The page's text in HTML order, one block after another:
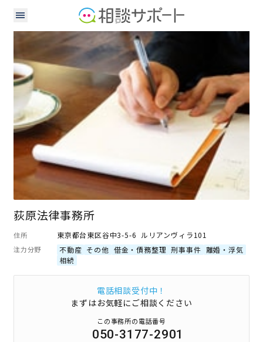
荻原法律事務所
住所 東京都台東区谷中3-5-6 ルリアンヴィラ101
注力分野 不動産 その他 借金・債務整理 刑事事件 離婚・浮気
相続
電話相談受付中！
まずはお気軽にご相談ください
この事務所の電話番号
050-3177-2901